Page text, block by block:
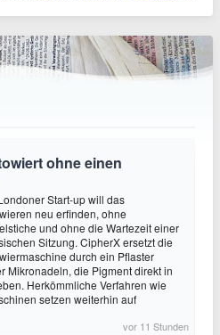
ohne einen
Start-up will das
neu erfinden, ohne
und ohne die Wartezeit einer
Sitzung. CipherX ersetzt die
durch ein Pflaster
Mikronadeln, die Pigment direkt in
Herkömmliche Verfahren wie
setzen weiterhin auf
vor 11 Stunden